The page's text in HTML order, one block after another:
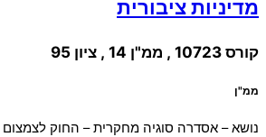
מדיניות ציבורית
קורס 10723 , ממ"ן 14 , ציון 95
ממ"ן
נושא – אסדרה סוגיה מחקרית – החוק